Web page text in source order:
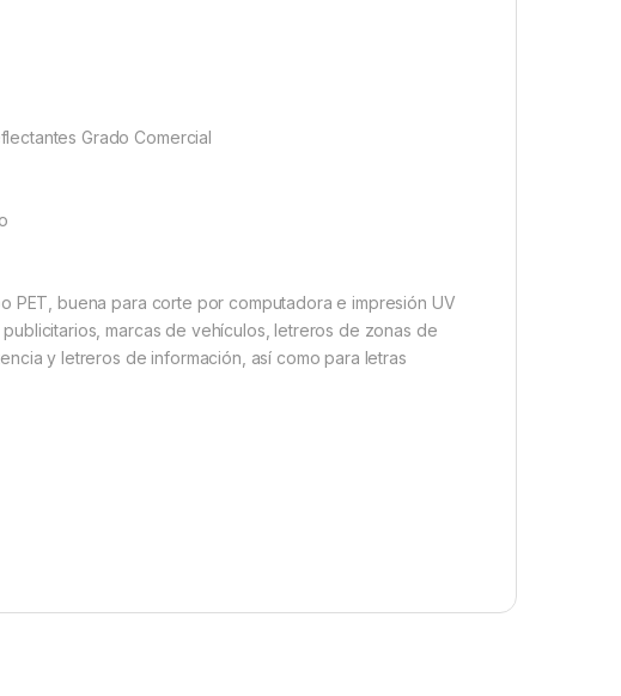
Grado Comercial
PET, buena para corte por computadora e impresión UV
marcas de vehículos, letreros de zonas de
y letreros de información, así como para letras